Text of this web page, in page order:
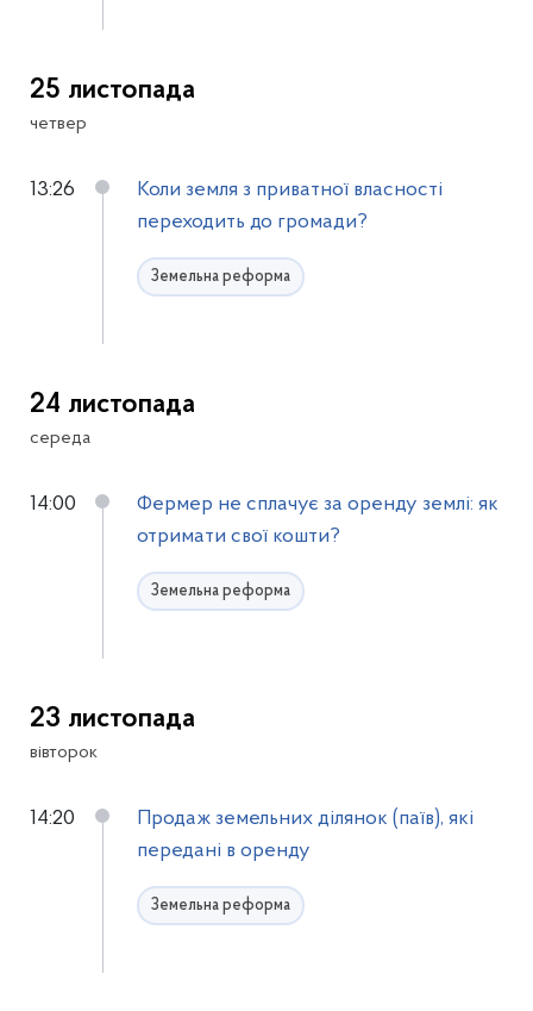
25 листопада
четвер
13:26
Коли земля з приватної власності
переходить до громади?
Земельна реформа
24 листопада
середа
14:00
Фермер не сплачує за оренду землі: як
отримати свої кошти?
Земельна реформа
23 листопада
вівторок
14:20
Продаж земельних ділянок (паїв), які
передані в оренду
Земельна реформа